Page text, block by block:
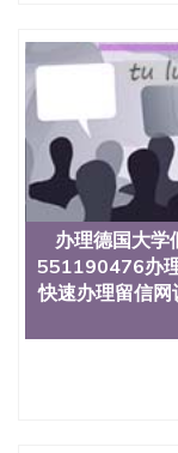
551190476国
国外文凭可找
证QQ微信
551190476国
文凭要交定金
QQ微信
551190476学
国外资格证书
证QQ微信
551190476 圣
University, 又
年，简称SJSU
西地区的公立
心，占地154
名综合性公立
茅的毕业薪资
办理德国大学
551190476办
快速办理留信